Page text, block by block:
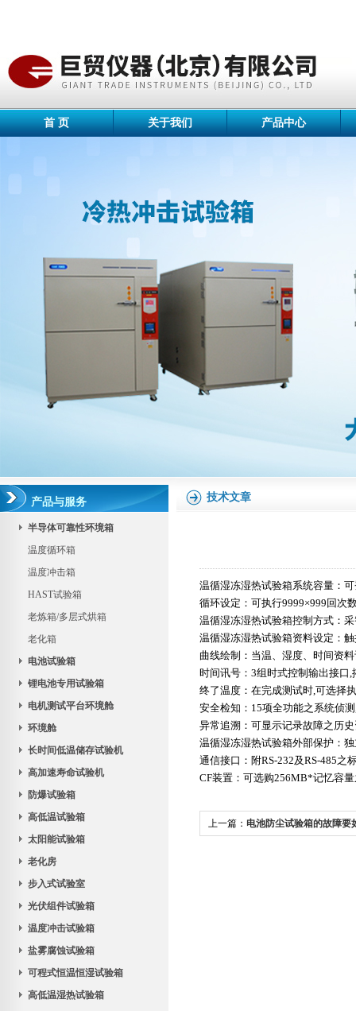
首 页 关于我们 产品中心
产品与服务
半导体可靠性环境箱
温度循环箱
温度冲击箱
HAST试验箱
老炼箱/多层式烘箱
老化箱
电池试验箱
锂电池专用试验箱
电机测试平台环境舱
环境舱
长时间低温储存试验机
高加速寿命试验机
防爆试验箱
高低温试验箱
太阳能试验箱
老化房
步入式试验室
光伏组件试验箱
温度冲击试验箱
盐雾腐蚀试验箱
可程式恒温恒湿试验箱
高低温湿热试验箱
技术文章
温循湿冻湿热试验箱系统容量：
循环设定：可执行9999×999回次
温循湿冻湿热试验箱控制方式：
温循湿冻湿热试验箱资料设定：
曲线绘制：当温、湿度、时间资
时间讯号：3组时式控制输出接口
终了温度：在完成测试时,可选择
安全检知：15项全功能之系统侦
异常追溯：可显示记录故障之历
温循湿冻湿热试验箱外部保护：
通信接口：附RS-232及RS-485之
CF装置：可选购256MB*记忆容
上一篇： 电池防尘试验箱的故障要